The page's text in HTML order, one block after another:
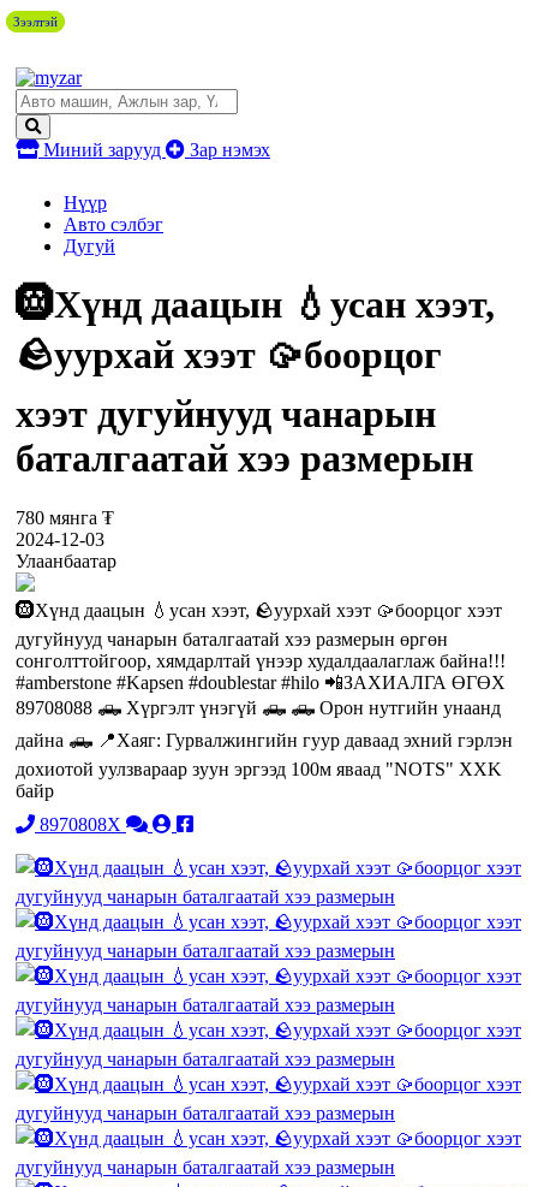
Миний зарууд Зар нэмэх
Нүүр
Авто сэлбэг
Дугуй
🛞Хүнд даацын 💧усан хээт,
🪨уурхай хээт 🥠боорцог
хээт дугуйнууд чанарын
баталгаатай хээ размерын
780 мянга ₮
2024-12-03
Улаанбаатар
🛞Хүнд даацын 💧усан хээт, 🪨уурхай хээт 🥠боорцог хээт
дугуйнууд чанарын баталгаатай хээ размерын өргөн
сонголттойгоор, хямдарлтай үнээр худалдаалаглаж байна!!!
#amberstone #Kapsen #doublestar #hilo 📲ЗАХИАЛГА ӨГӨХ
89708088 🛻 Хүргэлт үнэгүй 🛻 🛻 Орон нутгийн унаанд
дайна 🛻 📍Хаяг: Гурвалжингийн гуур даваад эхний гэрлэн
дохиотой уулзвараар зуун эргээд 100м яваад "NOTS" XXK
байр
8970808X
Зээлтэй
Зээлтэй